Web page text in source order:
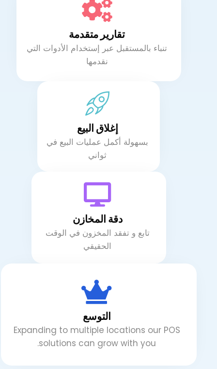
تقارير متقدمة
تنباء بالمستقبل عبر إستخدام الأدوات التي
نقدمها
إغلاق البيع
بسهولة أكمل عمليات البيع في
ثواني
دقة المخازن
تابع و تفقد المخزون في الوقت
الحقيقي
التوسع
Expanding to multiple locations our POS
solutions can grow with you.